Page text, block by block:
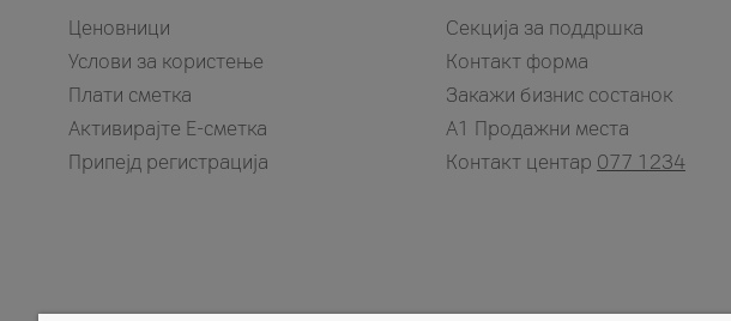
Ценовници
Услови за користење
Плати сметка
Активирајте Е-сметка
Припејд регистрација
Секција за поддршка
Контакт форма
Закажи бизнис состанок
A1 Продажни места
Контакт центар 077 1234